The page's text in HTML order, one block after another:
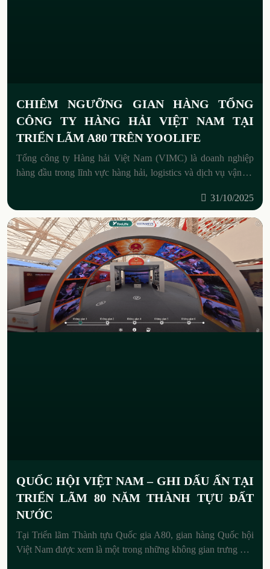
CHIÊM NGƯỠNG GIAN HÀNG TỔNG
CÔNG TY HÀNG HẢI VIỆT NAM TẠI
TRIỂN LÃM A80 TRÊN YOOLIFE
Tổng công ty Hàng hải Việt Nam (VIMC) là doanh nghiệp
hàng đầu trong lĩnh vực hàng hải, logistics và dịch vụ vận tải
31/10/2025
QUỐC HỘI VIỆT NAM – GHI DẤU ẤN TẠI
TRIỂN LÃM 80 NĂM THÀNH TỰU ĐẤT
NƯỚC
Tại Triển lãm Thành tựu Quốc gia A80, gian hàng Quốc hội
Việt Nam được xem là một trong những không gian trưng bày